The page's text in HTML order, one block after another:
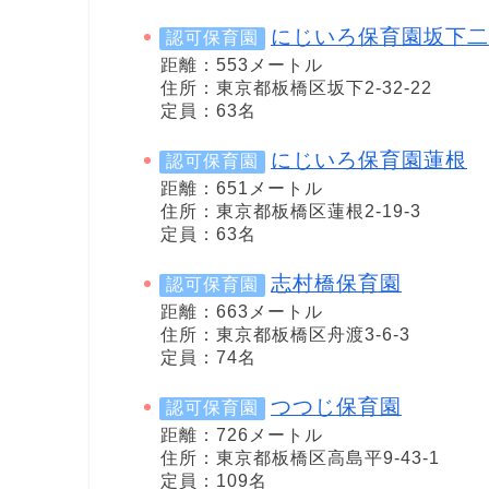
認可保育園 にじいろ保育園坂下
距離：553メートル
住所：東京都板橋区坂下2-32-22
定員：63名
認可保育園 にじいろ保育園蓮根
距離：651メートル
住所：東京都板橋区蓮根2-19-3
定員：63名
認可保育園 志村橋保育園
距離：663メートル
住所：東京都板橋区舟渡3-6-3
定員：74名
認可保育園 つつじ保育園
距離：726メートル
住所：東京都板橋区高島平9‐43‐1
定員：109名